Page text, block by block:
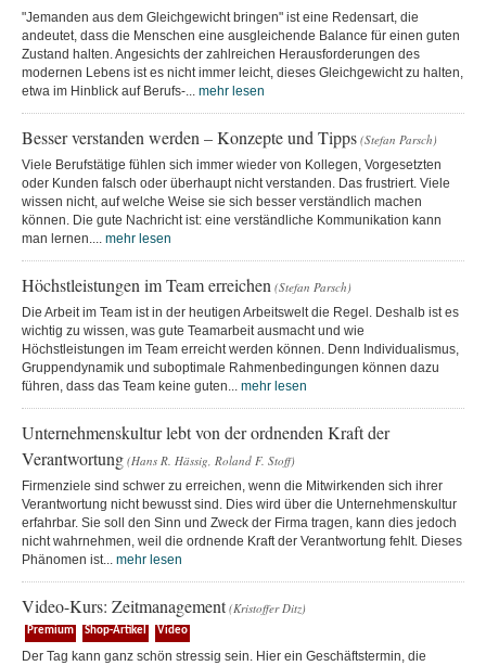
"Jemanden aus dem Gleichgewicht bringen" ist eine Redensart, die
andeutet, dass die Menschen eine ausgleichende Balance für einen guten
Zustand halten. Angesichts der zahlreichen Herausforderungen des
modernen Lebens ist es nicht immer leicht, dieses Gleichgewicht zu halten,
etwa im Hinblick auf Berufs-... mehr lesen
Besser verstanden werden – Konzepte und Tipps (Stefan Parsch)
Viele Berufstätige fühlen sich immer wieder von Kollegen, Vorgesetzten
oder Kunden falsch oder überhaupt nicht verstanden. Das frustriert. Viele
wissen nicht, auf welche Weise sie sich besser verständlich machen
können. Die gute Nachricht ist: eine verständliche Kommunikation kann
man lernen.... mehr lesen
Höchstleistungen im Team erreichen (Stefan Parsch)
Die Arbeit im Team ist in der heutigen Arbeitswelt die Regel. Deshalb ist es
wichtig zu wissen, was gute Teamarbeit ausmacht und wie
Höchstleistungen im Team erreicht werden können. Denn Individualismus,
Gruppendynamik und suboptimale Rahmenbedingungen können dazu
führen, dass das Team keine guten... mehr lesen
Unternehmenskultur lebt von der ordnenden Kraft der
Verantwortung (Hans R. Hässig, Roland F. Stoff)
Firmenziele sind schwer zu erreichen, wenn die Mitwirkenden sich ihrer
Verantwortung nicht bewusst sind. Dies wird über die Unternehmenskultur
erfahrbar. Sie soll den Sinn und Zweck der Firma tragen, kann dies jedoch
nicht wahrnehmen, weil die ordnende Kraft der Verantwortung fehlt. Dieses
Phänomen ist... mehr lesen
Video-Kurs: Zeitmanagement (Kristoffer Ditz)
Premium Shop-Artikel Video
Der Tag kann ganz schön stressig sein. Hier ein Geschäftstermin, die